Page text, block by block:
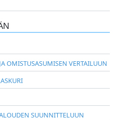
OMISTUSASUMISEN VERTAILUUN
SUUNNITTELUUN